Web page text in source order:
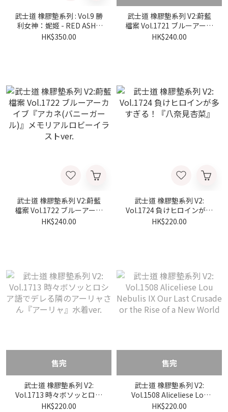
武士道 橡膠墊系列 : Vol.9 勝
利女神：妮姬 - RED ASH –
Red Hood vs Cinderella
HK$350.00
武士道 橡膠墊系列 V2:蔚藍
檔案 Vol.1721 ブルーアーカ
イブ『カリン(バニーガー
HK$240.00
武士道 橡膠墊系列 V2:蔚藍
檔案 Vol.1722 ブルーアーカ
イブ『アカネ(バニーガー
HK$240.00
武士道 橡膠墊系列 V2:
Vol.1724 負けヒロインが多
すぎる！『八奈見杏菜』
HK$220.00
售完
武士道 橡膠墊系列 V2:
Vol.1713 時々ボソッとロシ
ア語でデレる隣のアーリャ
HK$220.00
售完
武士道 橡膠墊系列 V2:
Vol.1508 Aliceliese Lou
Nebulis IX Our Last
HK$220.00